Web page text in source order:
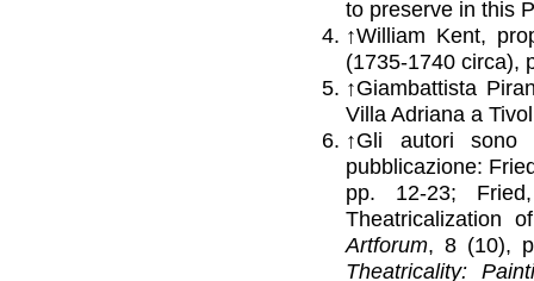
to preserve in this
↑William Kent,
(1735-1740 circa),
↑Giambattista
Villa Adriana a
↑Gli autori sono
pubblicazione:
pp. 12-23;
Theatricalization
Artforum, 8 (10),
Theatricality: